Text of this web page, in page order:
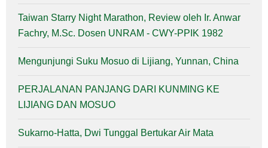
Taiwan Starry Night Marathon, Review oleh Ir. Anwar
Fachry, M.Sc. Dosen UNRAM - CWY-PPIK 1982
Mengunjungi Suku Mosuo di Lijiang, Yunnan, China
PERJALANAN PANJANG DARI KUNMING KE
LIJIANG DAN MOSUO
Sukarno-Hatta, Dwi Tunggal Bertukar Air Mata